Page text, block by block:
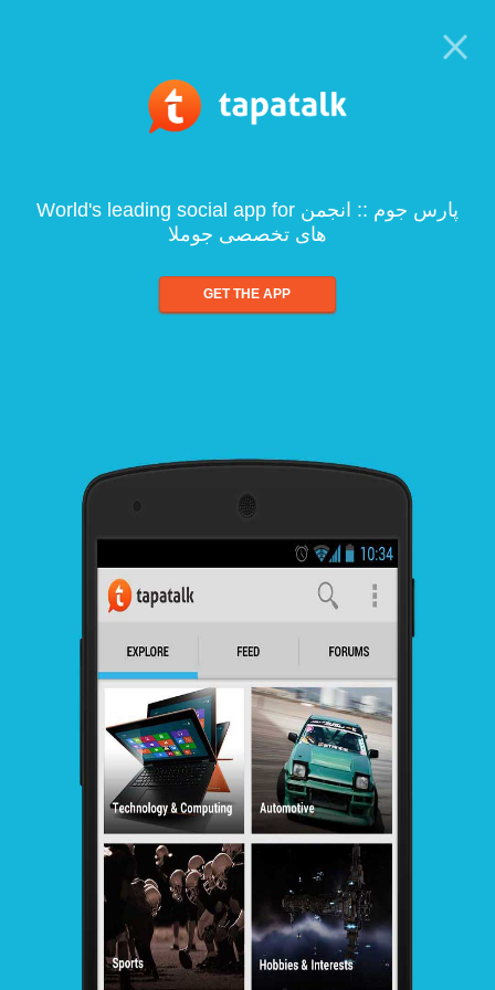
World's leading social app for پارس جوم :: انجمن
های تخصصی جوملا
GET THE APP